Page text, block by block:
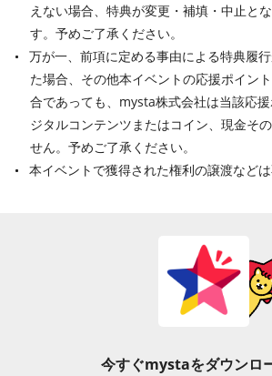
えない場合、特典が変更・補填・中止と
す。予めご了承ください。
万が一、前項に定める事由による特典履
た場合、その他本イベントの応援ポイン
合であっても、mysta株式会社は当該応
ジタルコンテンツまたはコイン、現金そ
せん。予めご了承ください。
本イベントで獲得された権利の譲渡などは
今すぐmystaをダウンロ